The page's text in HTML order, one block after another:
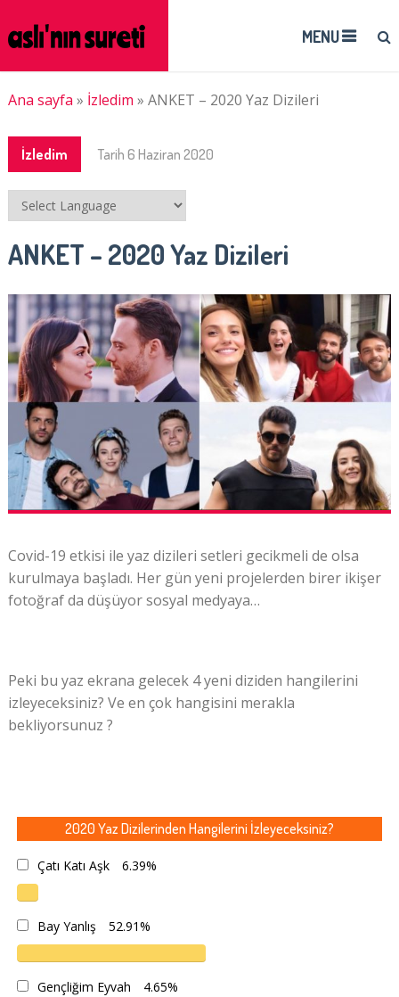
MENU
Ana sayfa » İzledim » ANKET – 2020 Yaz Dizileri
İzledim Tarih 6 Haziran 2020
ANKET – 2020 Yaz Dizileri
Covid-19 etkisi ile yaz dizileri setleri gecikmeli de olsa
kurulmaya başladı. Her gün yeni projelerden birer ikişer
fotoğraf da düşüyor sosyal medyaya…
Peki bu yaz ekrana gelecek 4 yeni diziden hangilerini
izleyeceksiniz? Ve en çok hangisini merakla
bekliyorsunuz ?
2020 Yaz Dizilerinden Hangilerini İzleyeceksiniz?
Çatı Katı Aşk 6.39%
Bay Yanlış 52.91%
Gençliğim Eyvah 4.65%